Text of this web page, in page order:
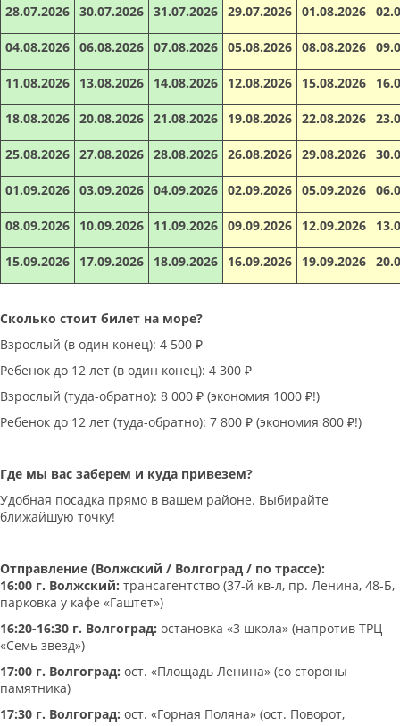
28.07.2026 30.07.2026 31.07.2026 29.07.2026 01.08.2026
04.08.2026 06.08.2026 07.08.2026 05.08.2026 08.08.2026
11.08.2026 13.08.2026 14.08.2026 12.08.2026 15.08.2026
18.08.2026 20.08.2026 21.08.2026 19.08.2026 22.08.2026
25.08.2026 27.08.2026 28.08.2026 26.08.2026 29.08.2026
01.09.2026 03.09.2026 04.09.2026 02.09.2026 05.09.2026
08.09.2026 10.09.2026 11.09.2026 09.09.2026 12.09.2026
15.09.2026 17.09.2026 18.09.2026 16.09.2026 19.09.2026
Сколько стоит билет на море?
Взрослый (в один конец): 4 500 ₽
Ребенок до 12 лет (в один конец): 4 300 ₽
Взрослый (туда-обратно): 8 000 ₽ (экономия 1000 ₽!)
Ребенок до 12 лет (туда-обратно): 7 800 ₽ (экономия 800 ₽!)
Где мы вас заберем и куда привезем?
Удобная посадка прямо в вашем районе. Выбирайте
ближайшую точку!
Отправление (Волжский / Волгоград / по трассе):
16:00 г. Волжский: трансагентство (37-й кв-л, пр. Ленина, 48-Б,
парковка у кафе «Гаштет»)
16:20-16:30 г. Волгоград: остановка «3 школа» (напротив ТРЦ
«Семь звезд»)
17:00 г. Волгоград: ост. «Площадь Ленина» (со стороны
памятника)
17:30 г. Волгоград: ост. «Горная Поляна» (ост. Поворот,